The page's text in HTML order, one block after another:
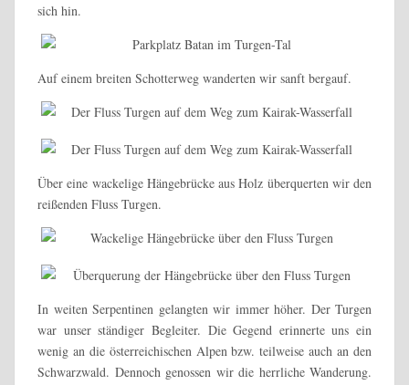
sich hin.
Auf einem breiten Schotterweg wanderten wir sanft bergauf.
Über eine wackelige Hängebrücke aus Holz überquerten wir den
reißenden Fluss Turgen.
In weiten Serpentinen gelangten wir immer höher. Der Turgen
war unser ständiger Begleiter. Die Gegend erinnerte uns ein
wenig an die österreichischen Alpen bzw. teilweise auch an den
Schwarzwald. Dennoch genossen wir die herrliche Wanderung.